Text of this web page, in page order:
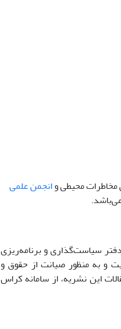
مخاطرات محیطی وانجمن علمی
۱۳۹۶/۰۳/۱۶ مدیر کل محترم دفتر سیاست‌گذاری و برنامه‌ریزی
و به منظور صیانت از حقوق و
این نشریه، از سامانه کراس